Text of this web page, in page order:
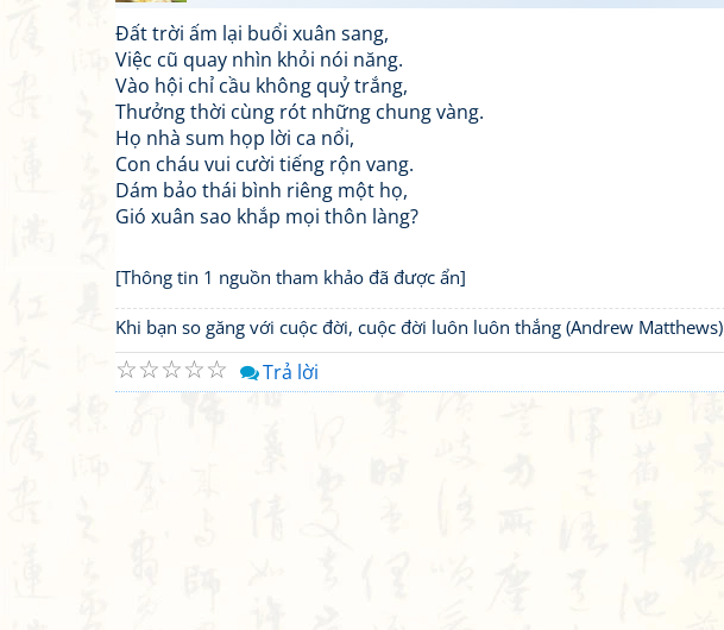
Đất trời ấm lại buổi xuân sang,
Việc cũ quay nhìn khỏi nói năng.
Vào hội chỉ cầu không quỷ trắng,
Thưởng thời cùng rót những chung vàng.
Họ nhà sum họp lời ca nổi,
Con cháu vui cười tiếng rộn vang.
Dám bảo thái bình riêng một họ,
Gió xuân sao khắp mọi thôn làng?
[Thông tin 1 nguồn tham khảo đã được ẩn]
Khi bạn so găng với cuộc đời, cuộc đời luôn luôn thắng (Andrew Matthews)
☆
☆
☆
☆
☆ Trả lời